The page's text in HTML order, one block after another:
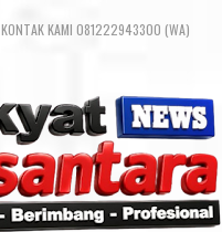
KONTAK KAMI 081222943300 (WA)